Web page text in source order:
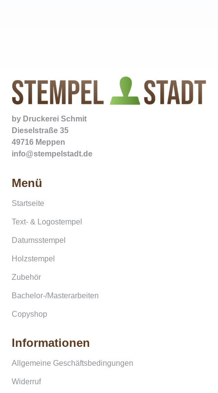
by Druckerei Schmit
Dieselstraße 35
49716 Meppen
info@stempelstadt.de
Menü
Startseite
Text- & Logostempel
Datumsstempel
Holzstempel
Zubehör
Bachelor-/Masterarbeiten
Copyshop
Informationen
Allgemeine Geschäftsbedingungen
Widerruf